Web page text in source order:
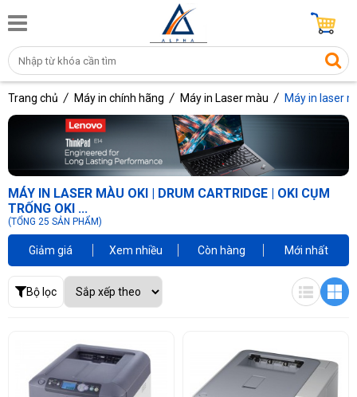
Trang chủ Máy in chính hãng Máy in Laser màu Máy in laser
MÁY IN LASER MÀU OKI | DRUM CARTRIDGE | OKI CỤM
TRỐNG OKI ...
(TỔNG 25 SẢN PHẨM)
Giảm giá Xem nhiều Còn hàng Mới nhất
Bộ lọc